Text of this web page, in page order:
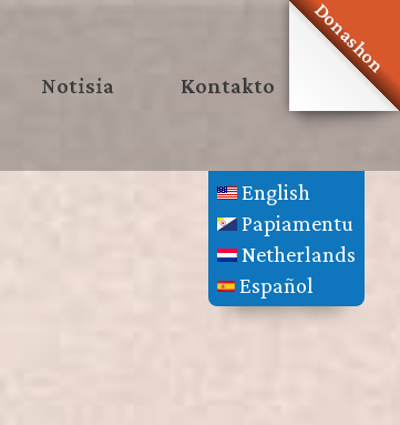
Donashon
Notisia Kontakto
English
Papiamentu
Netherlands
Español